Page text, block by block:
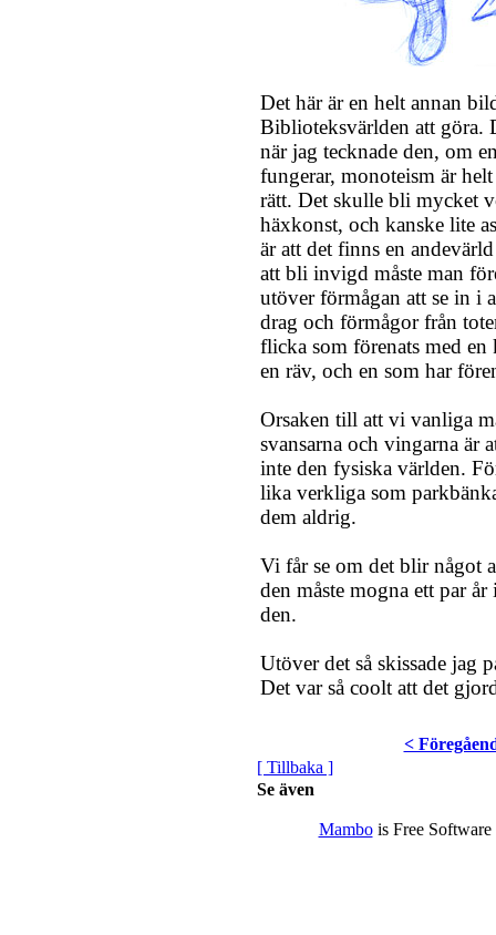
Det här är en helt annan
Biblioteksvärlden att göra.
när jag tecknade den, om
fungerar, monoteism är
rätt. Det skulle bli mycket
häxkonst, och kanske lite
är att det finns en
att bli invigd måste man
utöver förmågan att se in i
drag och förmågor från
flicka som förenats med
en räv, och en som har
Orsaken till att vi vanliga
svansarna och vingarna är
inte den fysiska världen.
lika verkliga som
dem aldrig.
Vi får se om det blir något
den måste mogna ett par
den.
Utöver det så skissade jag
Det var så coolt att det
<
[ Tillbaka ]
Se även
Mambois Free Software